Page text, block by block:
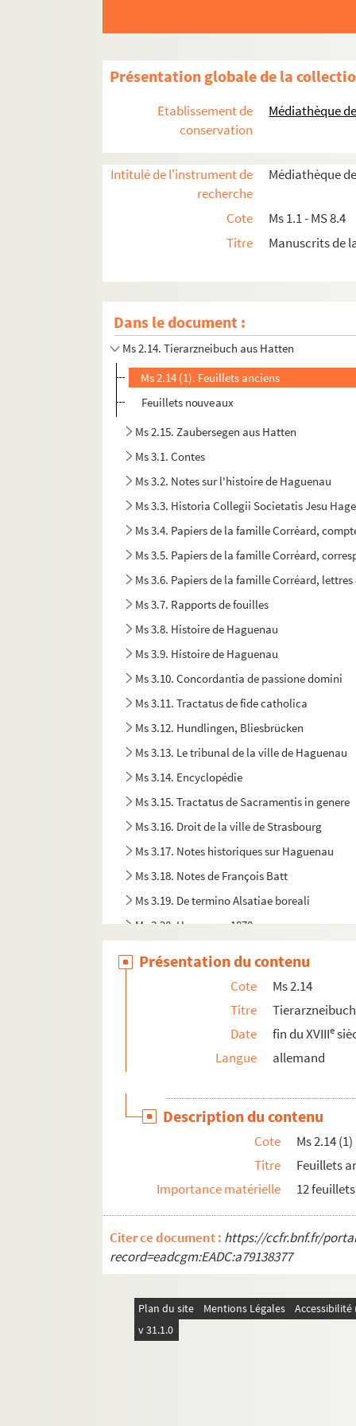
Présentation globale de la
Etablissement de
conservation
Médiathèque
Intitulé de l'instrument de
recherche
Médiathèque
Cote
Ms 1.1 - MS 8.4
Titre
Manuscrits de
Dans le document :
Ms 2.3. Tractatus de jure ecclesiastico
Ms 2.5. Tractatus de Deo Trino
Ms 2.6. Catholisches Bett-Buch
Ms 2.7. Livre de prières
Ms 2.8. Exercices de langage
Ms 2.9. id. Exercices de langue
Ms 2.12. Kurtze Beschreibung der
Ms 2.13. Verhängnis (der Juden) von
Ms 2.14. Tierarzneibuch aus Hatten
Ms 2.14 (1). Feuillets anciens
Feuillets nouveaux
Ms 2.15. Zaubersegen aus Hatten
Ms 3.1. Contes
Ms 3.2. Notes sur l'histoire de Haguenau
Ms 3.3. Historia Collegii Societatis Jesu
Ms 3.4. Papiers de la famille Corréard,
Ms 3.5. Papiers de la famille Corréard,
Ms 3.6. Papiers de la famille Corréard,
Ms 3.7. Rapports de fouilles
Ms 3.8. Histoire de Haguenau
Ms 3.9. Histoire de Haguenau
Ms 3.10. Concordantia de passione domini
Ms 3.11. Tractatus de fide catholica
Ms 3.12. Hundlingen, Bliesbrücken
Ms 3.13. Le tribunal de la ville de Haguenau
Ms 3.14. Encyclopédie
Ms 3.15. Tractatus de Sacramentis in genere
Ms 3.16. Droit de la ville de Strasbourg
Ms 3.17. Notes historiques sur Haguenau
Ms 3.18. Notes de François Batt
Ms 3.19. De termino Alsatiae boreali
Ms 3.20. Haguenau 1870
Ms 3.26. Jura et Statula Cayaituli ruralis
Ms 3.27. Martertod des heiligen Hippolytus
Ms 3.28. Martertod des heiligen Hippolytus
Ms 3.29. Verreichniss der Chorherren des
Ms 3.31. Notes archéologiques
Ms 3.32. Notes archéologiques de X. Nessel
Ms 3.33. Registre chronologique d'ouvrages
Ms 3.34. Ein köstlichen arzeney Buch
Ms 3.35. Histoire d'Ostwald Bas-Rhin
Ms 3.36. Pfarr Predigten In Hagenau u
Ms 3.37. Pfarr predigten in Hagenau 1855-
Présentation du contenu
Cote
Ms 2.14
Titre
Date
fin du XVIIIe
Langue
allemand
Description du contenu
Cote
Ms 2.14 (1)
Titre
Feuillets
Importance matérielle
12 feuillets
Citer ce document : https://ccfr.bnf.fr/
record=eadcgm:EADC:a79138377
Plan du site Mentions Légales
v 31.1.0